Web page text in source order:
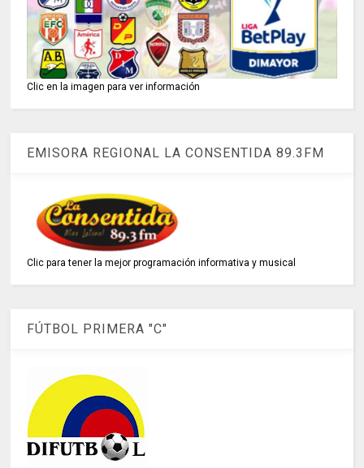
Clic en la imagen para ver información
EMISORA REGIONAL LA CONSENTIDA 89.3FM
Clic para tener la mejor programación informativa y musical
FÚTBOL PRIMERA "C"